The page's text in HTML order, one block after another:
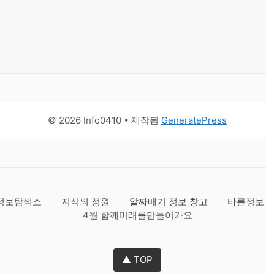
© 2026 Info0410 • 제작됨 GeneratePress
보탐색소 지식의 정원 알짜배기 정보 창고 바른정보
4월 함께미래를만들어가요
▲ TOP